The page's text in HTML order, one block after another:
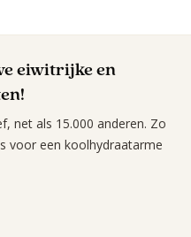
eiwitrijke en
net als 15.000 anderen. Zo
voor een koolhydraatarme